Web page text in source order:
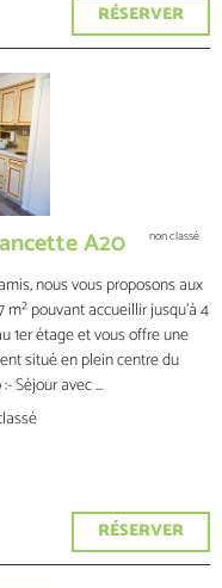
RÉSERVER
A20 non classé
nous vous proposons aux
pouvant accueillir jusqu'à 4
1er étage et vous offre une
situé en plein centre du
Séjour avec ...
RÉSERVER